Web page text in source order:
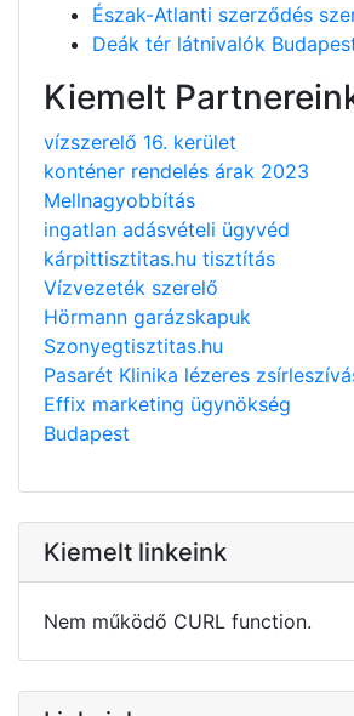
Észak-Atlanti szerződés
Deák tér látnivalók
Kiemelt
vízszerelő 16. kerület
konténer rendelés árak 2023
Mellnagyobbítás
ingatlan adásvételi ügyvéd
kárpittisztitas.hu tisztítás
Vízvezeték szerelő
Hörmann garázskapuk
Szonyegtisztitas.hu
Pasarét Klinika lézeres
Effix marketing ügynökség
Budapest
Kiemelt linkeink
Nem működő CURL function.